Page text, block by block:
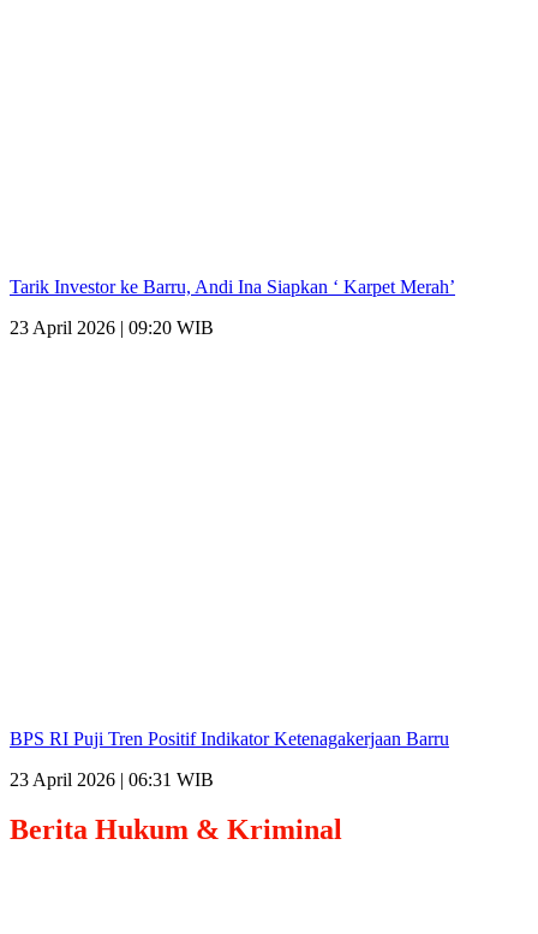
Tarik Investor ke Barru, Andi Ina Siapkan ‘ Karpet Merah’
23 April 2026 | 09:20 WIB
BPS RI Puji Tren Positif Indikator Ketenagakerjaan Barru
23 April 2026 | 06:31 WIB
Berita Hukum & Kriminal